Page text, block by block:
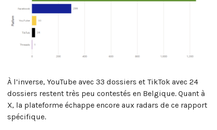
À l’inverse, YouTube avec 33 dossiers et TikTok avec 24
dossiers restent très peu contestés en Belgique. Quant à
X, la plateforme échappe encore aux radars de ce rapport
spécifique.